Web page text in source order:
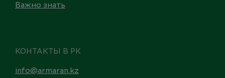
Важно знать
КОНТАКТЫ В РК
info@armaran.kz